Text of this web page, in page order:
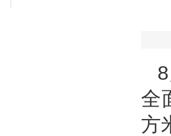
招聘公告|呼和浩特市北兴产
领导致辞｜王磊在中国陆港
全
方